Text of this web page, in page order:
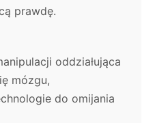
prawdę.
oddziałująca
mózgu,
do omijania